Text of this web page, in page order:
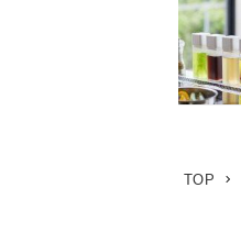
TOP